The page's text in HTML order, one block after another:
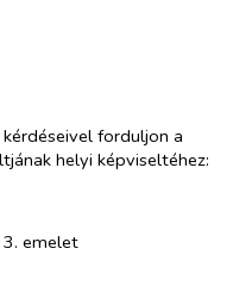
forduljon a
helyi képviseltéhez:
emelet